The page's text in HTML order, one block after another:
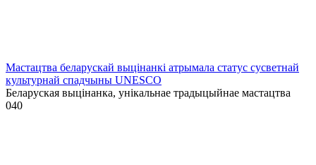
Мастацтва беларускай выцінанкі атрымала статус сусветнай
культурнай спадчыны UNESCO
Беларуская выцінанка, унікальнае традыцыйнае мастацтва
040